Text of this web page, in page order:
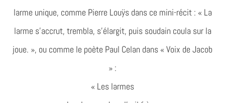
larme unique, comme Pierre Louÿs dans ce mini-récit : « La
larme s’accrut, trembla, s’élargit, puis soudain coula sur la
joue. », ou comme le poète Paul Celan dans « Voix de Jacob
» :
« Les larmes